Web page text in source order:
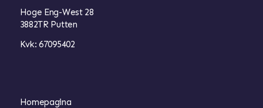
Hoge Eng-West 28
3882TR Putten
Kvk: 67095402
Homepagina